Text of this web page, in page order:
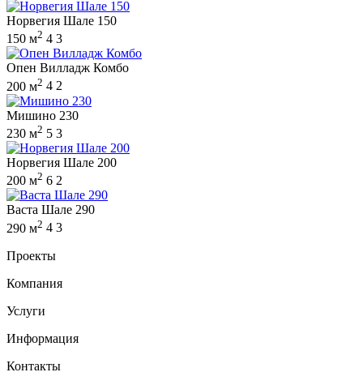
Норвегия Шале 150
150 м2 4 3
Опен Вилладж Комбо
200 м2 4 2
Мишино 230
230 м2 5 3
Норвегия Шале 200
200 м2 6 2
Васта Шале 290
290 м2 4 3
Проекты
Компания
Услуги
Информация
Контакты